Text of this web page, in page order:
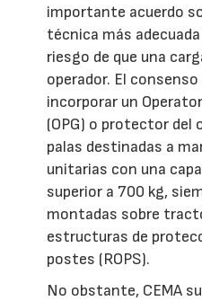
importante acuerdo
técnica más
riesgo de que una
operador. El
incorporar un
(OPG) o protector del
palas destinadas a
unitarias con una
superior a 700 kg,
montadas sobre
estructuras de
postes (ROPS).
No obstante, CEMA